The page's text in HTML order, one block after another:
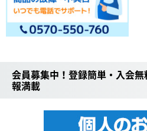
会員募集中！登録簡単・入会
報満載